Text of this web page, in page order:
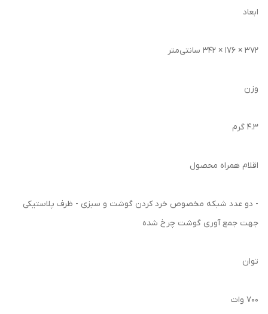
ابعاد
۳۷۲ × ۱۷۶ × ۳۴۲ سانتی‌متر
وزن
۴.۳ گرم
اقلام همراه محصول
- دو عدد شبکه مخصوص خرد کردن گوشت و سبزی - ظرف پلاستیکی
جهت جمع آوری گوشت چرخ شده
توان
۷۰۰ وات